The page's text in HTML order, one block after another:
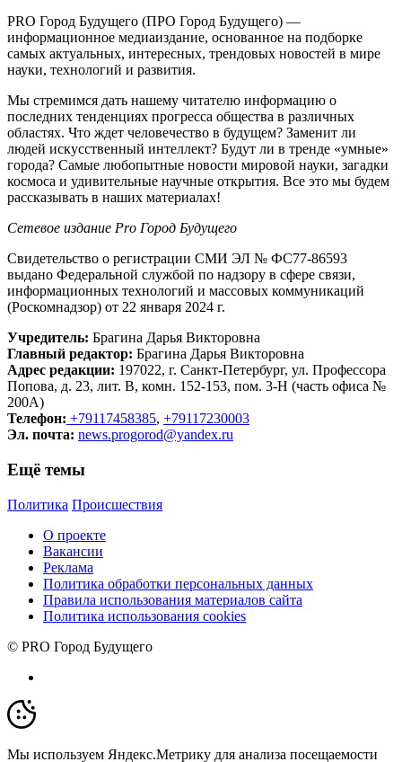
PRO Город Будущего (ПРО Город Будущего) —
информационное медиаиздание, основанное на подборке
самых актуальных, интересных, трендовых новостей в мире
науки, технологий и развития.
Мы стремимся дать нашему читателю информацию о
последних тенденциях прогресса общества в различных
областях. Что ждет человечество в будущем? Заменит ли
людей искусственный интеллект? Будут ли в тренде «умные»
города? Самые любопытные новости мировой науки, загадки
космоса и удивительные научные открытия. Все это мы будем
рассказывать в наших материалах!
Сетевое издание Рrо Город Будущего
Свидетельство о регистрации СМИ ЭЛ № ФС77-86593
выдано Федеральной службой по надзору в сфере связи,
информационных технологий и массовых коммуникаций
(Роскомнадзор) от 22 января 2024 г.
Учредитель: Брагина Дарья Викторовна
Главный редактор: Брагина Дарья Викторовна
Адрес редакции: 197022, г. Санкт-Петербург, ул. Профессора
Попова, д. 23, лит. В, комн. 152-153, пом. 3-Н (часть офиса №
200А)
Телефон: +79117458385, +79117230003
Эл. почта: news.progorod@yandex.ru
Ещё темы
Политика Происшествия
О проекте
Вакансии
Реклама
Политика обработки персональных данных
Правила использования материалов сайта
Политика использования cookies
© PRO Город Будущего
Мы используем Яндекс.Метрику для анализа посещаемости